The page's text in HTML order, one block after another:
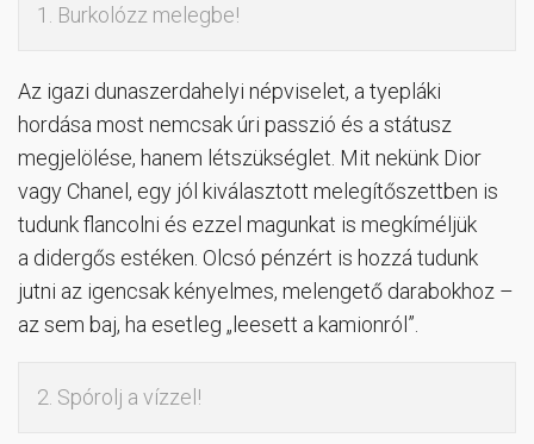
1. Burkolózz melegbe!
Az igazi dunaszerdahelyi népviselet, a tyepláki
hordása most nemcsak úri passzió és a státusz
megjelölése, hanem létszükséglet. Mit nekünk Dior
vagy Chanel, egy jól kiválasztott melegítőszettben is
tudunk flancolni és ezzel magunkat is megkíméljük
a didergős estéken. Olcsó pénzért is hozzá tudunk
jutni az igencsak kényelmes, melengető darabokhoz –
az sem baj, ha esetleg „leesett a kamionról”.
2. Spórolj a vízzel!